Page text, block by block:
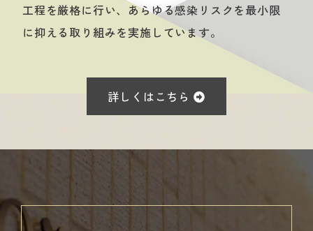
工程を厳格に行い、あらゆる感染リスクを最小限
に抑える取り組みを実施しています。
詳しくはこちら